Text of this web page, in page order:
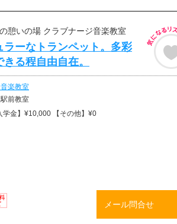
憩いの場 クラブナージ音楽教室
ーなトランペット。多彩
る程自由自在。
楽教室
前教室
学金】¥10,000 【その他】¥0
メール問合せ